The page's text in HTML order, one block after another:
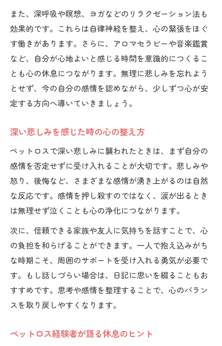
涙が止まらない時のセルフケア例
ペットロス時に役立つ呼吸法を紹介
気持ちを落ち着かせる簡単な習慣
ペットに会いたい気持ちとの向き合い方
セルフケア方法の比較と効果
気持ちの整理で心が安らぐ瞬間を迎えるには
ペットロス時の心の休息体験談
整理を通じて得られる安らぎとは
ペットの思い出を大切にする方法
気持ちの整理術と効果の違い
また、深呼吸や瞑想、ヨガなどのリラクゼーション法も
効果的です。これらは自律神経を整え、心の緊張をほぐ
す働きがあります。さらに、アロマセラピーや音楽鑑賞
など、自分が心地よいと感じる時間を意識的につくるこ
とも心の休息につながります。無理に悲しみを忘れよう
とせず、今の自分の感情を認めながら、少しずつ心が安
定する方向へ導いていきましょう。
深い悲しみを感じた時の心の整え方
ペットロスで深い悲しみに襲われたときは、まず自分の
感情を否定せずに受け入れることが大切です。悲しみや
怒り、後悔など、さまざまな感情が湧き上がるのは自然
な反応です。感情を押し殺すのではなく、涙が出るとき
は無理せず泣くことも心の浄化につながります。
次に、信頼できる家族や友人に気持ちを話すことで、心
の負担を和らげることができます。一人で抱え込みがち
な時期こそ、周囲のサポートを受け入れる勇気が必要で
す。もし話しづらい場合は、日記に思いを綴ることもお
すすめです。思考や感情を整理することで、心のバラン
スを取り戻しやすくなります。
ペットロス経験者が語る休息のヒント